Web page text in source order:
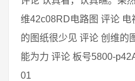
维42c08RD电路图 评论
的图纸很少见 评论 创维的
能为力 评论 板号5800-
01